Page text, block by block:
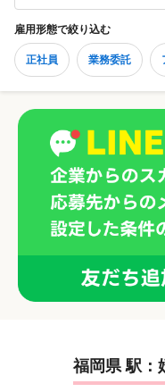
雇用形態で絞り込む
正社員 業務委託
福岡県 駅：